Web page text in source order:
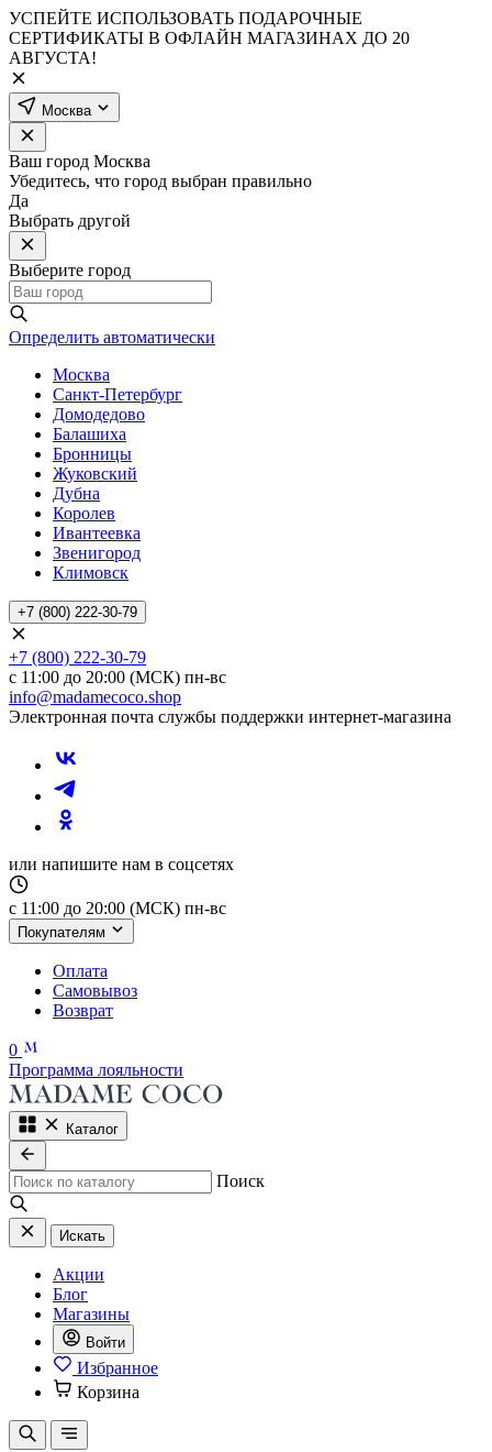
УСПЕЙТЕ ИСПОЛЬЗОВАТЬ ПОДАРОЧНЫЕ
СЕРТИФИКАТЫ В ОФЛАЙН МАГАЗИНАХ ДО 20
АВГУСТА!
Москва
Ваш город Москва
Убедитесь, что город выбран правильно
Да
Выбрать другой
Выберите город
Определить автоматически
Москва
Санкт-Петербург
Домодедово
Балашиха
Бронницы
Жуковский
Дубна
Королев
Ивантеевка
Звенигород
Климовск
+7 (800) 222-30-79
+7 (800) 222-30-79
с 11:00 до 20:00 (МСК) пн-вс
info@madamecoco.shop
Электронная почта службы поддержки интернет-магазина
или напишите нам в соцсетях
с 11:00 до 20:00 (МСК) пн-вс
Покупателям
Оплата
Самовывоз
Возврат
0
Программа лояльности
Каталог
Поиск
Искать
Акции
Блог
Магазины
Войти
Избранное
Корзина